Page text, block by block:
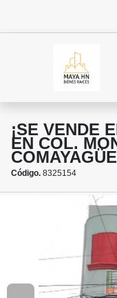
¡SE VENDE
EN COL.
Código. 8325154